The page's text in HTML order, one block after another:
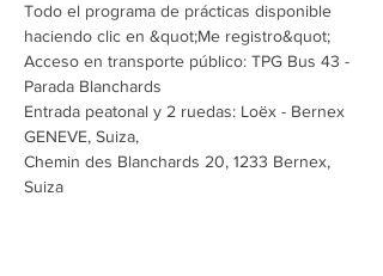
Todo el programa de prácticas disponible
haciendo clic en &quot;Me registro&quot;
Acceso en transporte público: TPG Bus 43 -
Parada Blanchards
Entrada peatonal y 2 ruedas: Loëx - Bernex
GENEVE, Suiza,
Chemin des Blanchards 20, 1233 Bernex,
Suiza